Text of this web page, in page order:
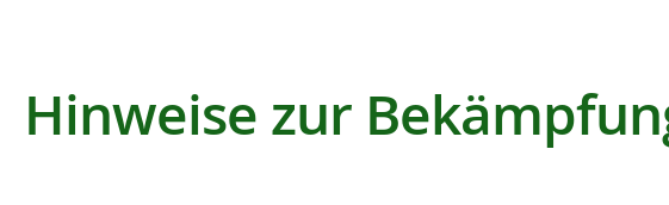
Hinweise zur